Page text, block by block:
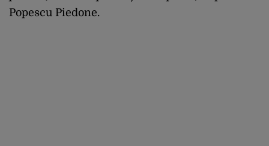
Popescu Piedone.